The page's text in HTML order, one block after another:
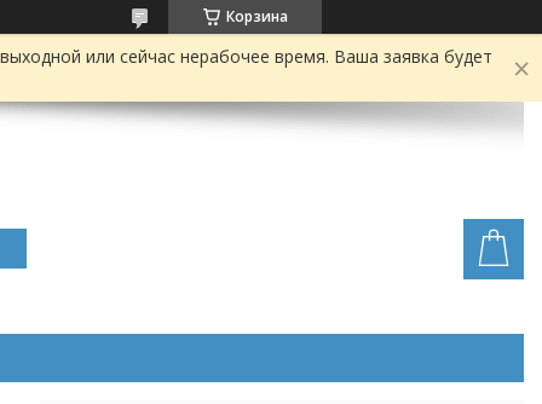
Корзина
или сейчас нерабочее время. Ваша заявка будет